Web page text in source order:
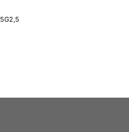
5G2,5